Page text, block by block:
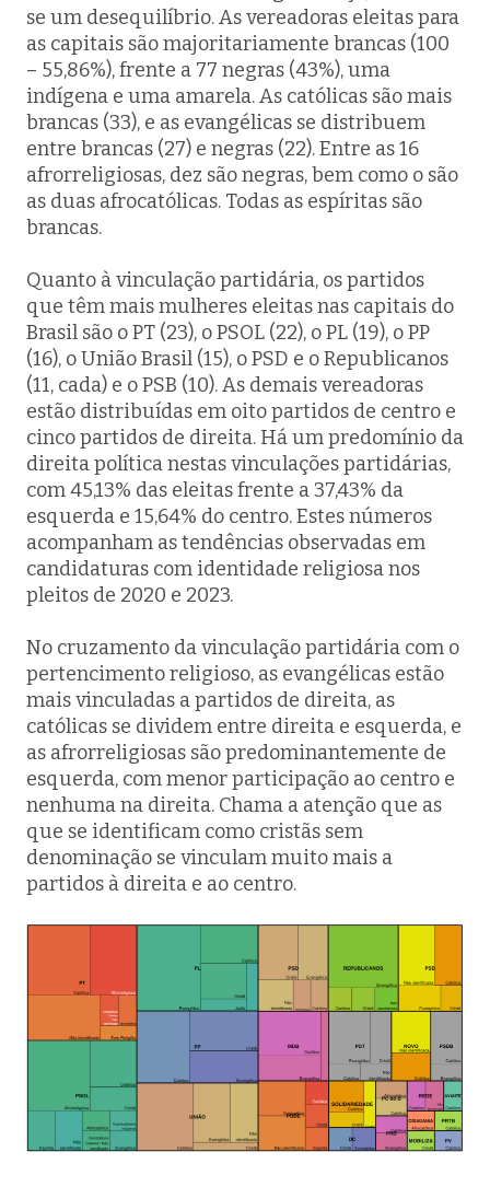
se um desequilíbrio. As vereadoras eleitas para
as capitais são majoritariamente brancas (100
– 55,86%), frente a 77 negras (43%), uma
indígena e uma amarela. As católicas são mais
brancas (33), e as evangélicas se distribuem
entre brancas (27) e negras (22). Entre as 16
afrorreligiosas, dez são negras, bem como o são
as duas afrocatólicas. Todas as espíritas são
brancas.
Quanto à vinculação partidária, os partidos
que têm mais mulheres eleitas nas capitais do
Brasil são o PT (23), o PSOL (22), o PL (19), o PP
(16), o União Brasil (15), o PSD e o Republicanos
(11, cada) e o PSB (10). As demais vereadoras
estão distribuídas em oito partidos de centro e
cinco partidos de direita. Há um predomínio da
direita política nestas vinculações partidárias,
com 45,13% das eleitas frente a 37,43% da
esquerda e 15,64% do centro. Estes números
acompanham as tendências observadas em
candidaturas com identidade religiosa nos
pleitos de 2020 e 2023.
No cruzamento da vinculação partidária com o
pertencimento religioso, as evangélicas estão
mais vinculadas a partidos de direita, as
católicas se dividem entre direita e esquerda, e
as afrorreligiosas são predominantemente de
esquerda, com menor participação ao centro e
nenhuma na direita. Chama a atenção que as
que se identificam como cristãs sem
denominação se vinculam muito mais a
partidos à direita e ao centro.